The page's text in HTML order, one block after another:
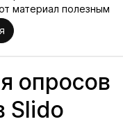
материал полезным
опросов
Slido